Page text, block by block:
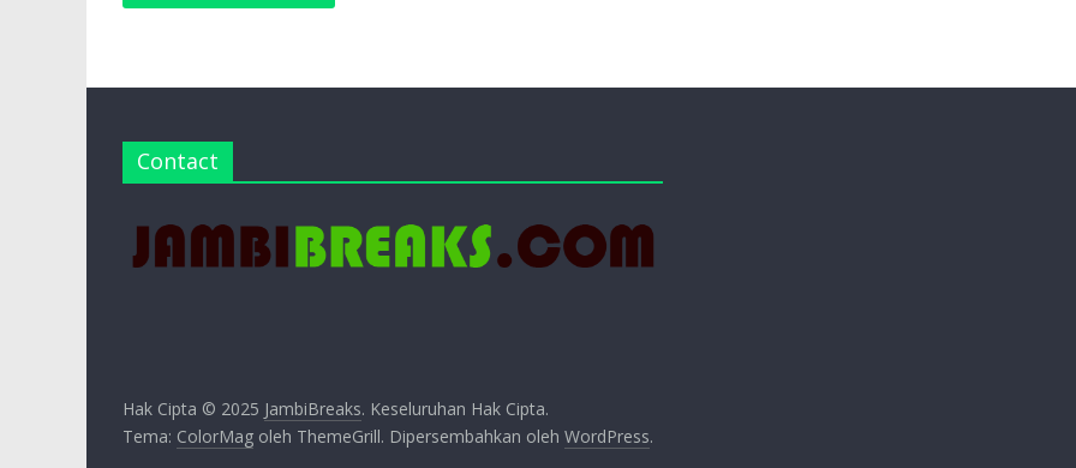
Contact
Hak Cipta © 2025 JambiBreaks. Keseluruhan Hak Cipta.
Tema: ColorMag oleh ThemeGrill. Dipersembahkan oleh WordPress.